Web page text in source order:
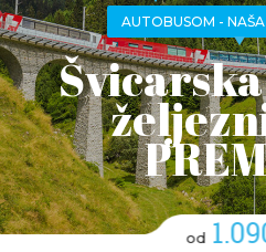
AUTOBUSOM -
od